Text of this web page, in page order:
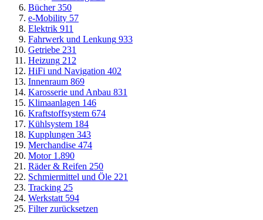
Bücher 350
e-Mobility 57
Elektrik 911
Fahrwerk und Lenkung 933
Getriebe 231
Heizung 212
HiFi und Navigation 402
Innenraum 869
Karosserie und Anbau 831
Klimaanlagen 146
Kraftstoffsystem 674
Kühlsystem 184
Kupplungen 343
Merchandise 474
Motor 1.890
Räder & Reifen 250
Schmiermittel und Öle 221
Tracking 25
Werkstatt 594
Filter zurücksetzen